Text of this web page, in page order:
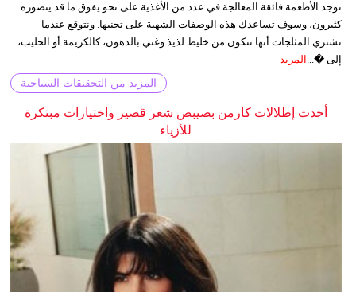
توجد الأطعمة فائقة المعالجة في عدد من الأغذية على نحو يفوق ما قد يتصوره
كثيرون، وسوف تساعدك هذه الوصفات الشهية على تجنبها. ونتوقع عندما
نشتري المثلجات أنها تتكون من خليط لذيذ وغني بالدهون، كالكريمة أو الحليب،
إلى �... المزيد
المزيد من التحقيقات السياحية
أحدث إطلالات كارمن بصيبص شعر قصير واختيارات مبتكرة
للأزياء